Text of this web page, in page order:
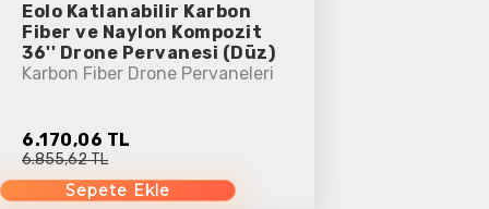
Eolo Katlanabilir Karbon
Fiber ve Naylon Kompozit
36'' Drone Pervanesi (Düz)
Karbon Fiber Drone Pervaneleri
6.170,06 TL
6.855,62 TL
Sepete Ekle